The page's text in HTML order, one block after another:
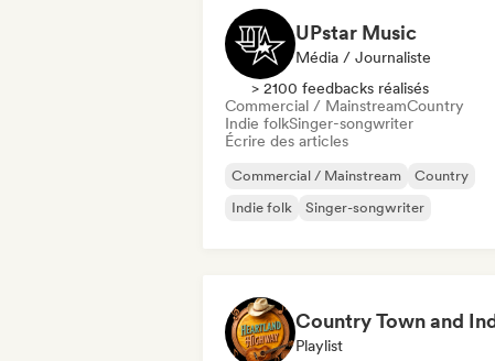
UPstar Music
Média / Journaliste
> 2100 feedbacks réalisés
Commercial / MainstreamCountry
Indie folkSinger-songwriter
Écrire des articles
Commercial / Mainstream
Country
Indie folk
Singer-songwriter
Playlist